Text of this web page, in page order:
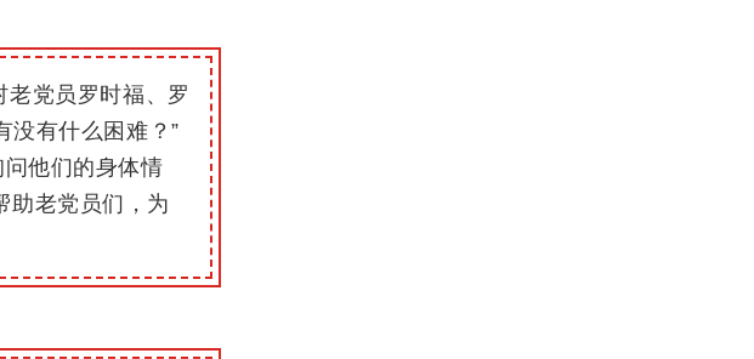
老党员 罗时福 、 罗
没有什么困难？”
问他们的身体情
助老党员们 ，为